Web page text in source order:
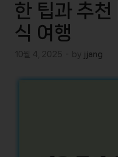
한 팁과 추천
식 여행
10월 4, 2025 - by jjang